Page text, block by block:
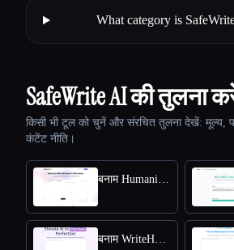
What category is
SafeWrite AI की तुलना
किसी भी टूल को चुनें और संरचित तुलना देखें: मूल्य,
कंटेंट नीति।
बनाम HumanizeAI.com
बनाम WriteHuman